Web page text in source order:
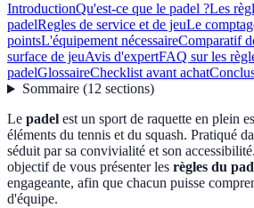
IntroductionQu'est-ce que le padel ?Les
padelRegles de service et de jeuLe
pointsL'équipement nécessaireComparatif
surface de jeuAvis d'expertFAQ sur les
padelGlossaireChecklist avant achat
Sommaire(12 sections)
Le padel est un sport de raquette en plein
éléments du tennis et du squash. Pratiqué
séduit par sa convivialité et son
objectif de vous présenter les règles du
engageante, afin que chacun puisse
d'équipe.